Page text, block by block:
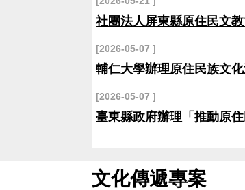
社團法人屏東縣原住民文
2026-05-07
輔仁大學辦理原住民族文
2026-05-07
臺東縣政府辦理「推動原住
文化傳遞專案